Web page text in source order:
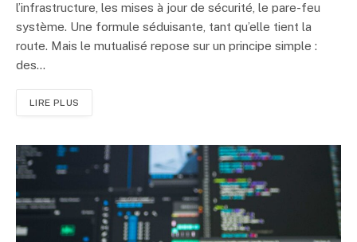
l’infrastructure, les mises à jour de sécurité, le pare-feu
système. Une formule séduisante, tant qu’elle tient la
route. Mais le mutualisé repose sur un principe simple :
des…
LIRE PLUS